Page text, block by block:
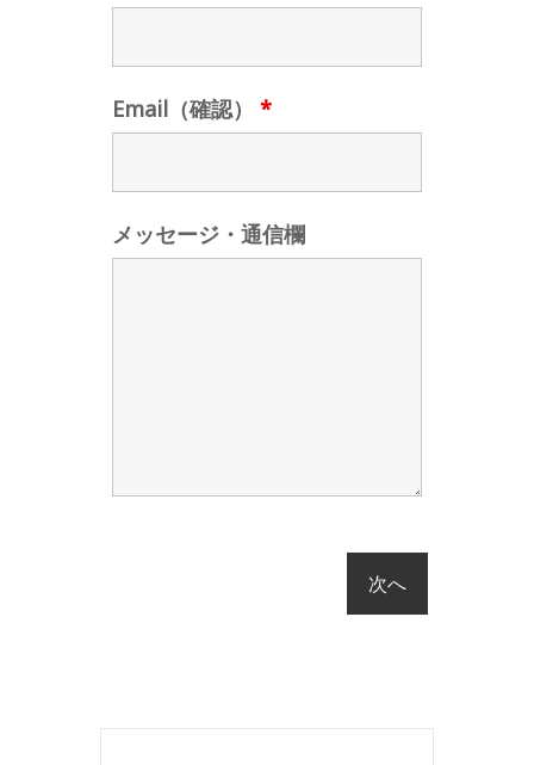
Email（確認） *
メッセージ・通信欄